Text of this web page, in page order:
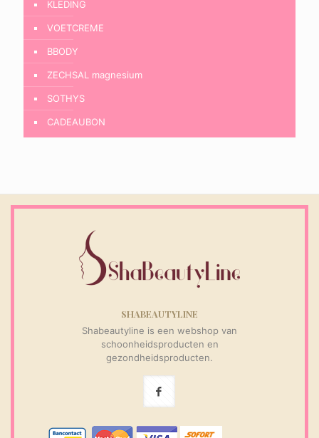
KLEDING
VOETCREME
BBODY
ZECHSAL magnesium
SOTHYS
CADEAUBON
SHABEAUTYLINE
Shabeautyline is een webshop van
schoonheidsproducten en
gezondheidsproducten.